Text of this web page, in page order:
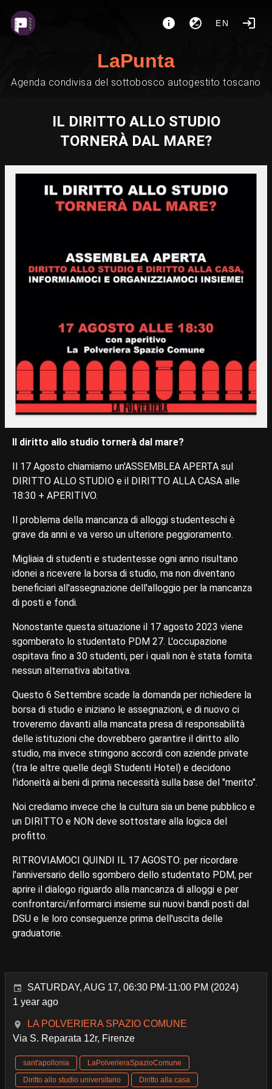
EN
LaPunta
Agenda condivisa del sottobosco autogestito toscano
IL DIRITTO ALLO STUDIO
TORNERÀ DAL MARE?
Il diritto allo studio tornerà dal mare?
Il 17 Agosto chiamiamo un'ASSEMBLEA APERTA sul
DIRITTO ALLO STUDIO e il DIRITTO ALLA CASA alle
18:30 + APERITIVO.
Il problema della mancanza di alloggi studenteschi è
grave da anni e va verso un ulteriore peggioramento.
Migliaia di studenti e studentesse ogni anno risultano
idonei a ricevere la borsa di studio, ma non diventano
beneficiari all'assegnazione dell'alloggio per la mancanza
di posti e fondi.
Nonostante questa situazione il 17 agosto 2023 viene
sgomberato lo studentato PDM 27. L'occupazione
ospitava fino a 30 studenti, per i quali non è stata fornita
nessun alternativa abitativa.
Questo 6 Settembre scade la domanda per richiedere la
borsa di studio e iniziano le assegnazioni, e di nuovo ci
troveremo davanti alla mancata presa di responsabilità
delle istituzioni che dovrebbero garantire il diritto allo
studio, ma invece stringono accordi con aziende private
(tra le altre quelle degli Studenti Hotel) e decidono
l'idoneità ai beni di prima necessità sulla base del "merito".
Noi crediamo invece che la cultura sia un bene pubblico e
un DIRITTO e NON deve sottostare alla logica del
profitto.
RITROVIAMOCI QUINDI IL 17 AGOSTO: per ricordare
l'anniversario dello sgombero dello studentato PDM, per
aprire il dialogo riguardo alla mancanza di alloggi e per
confrontarci/informarci insieme sui nuovi bandi posti dal
DSU e le loro conseguenze prima dell'uscita delle
graduatorie.
SATURDAY, AUG 17, 06:30 PM-11:00 PM (2024)
1 year ago
LA POLVERIERA SPAZIO COMUNE
Via S. Reparata 12r, Firenze
sant'apollonia
LaPolverieraSpazioComune
Diritto allo studio universitario
Diritto alla casa